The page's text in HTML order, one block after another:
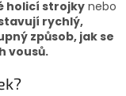
holicí strojky nebo
rychlý,
způsob, jak se
vousů.